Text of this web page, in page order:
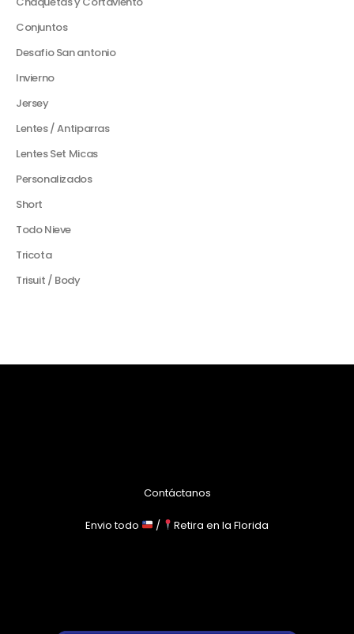
Conjuntos
Desafio San antonio
Invierno
Jersey
Lentes / Antiparras
Lentes Set Micas
Personalizados
Short
Todo Nieve
Tricota
Trisuit / Body
Contáctanos
Envio todo / Retira en la Florida